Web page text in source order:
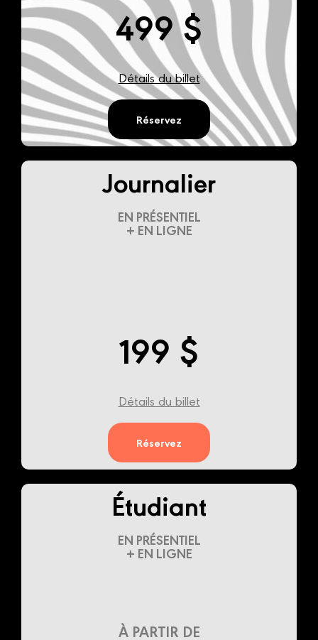
499 $
Détails du billet
Réservez
Journalier
EN PRÉSENTIEL
+ EN LIGNE
199 $
Détails du billet
Réservez
Étudiant
EN PRÉSENTIEL
+ EN LIGNE
À PARTIR DE